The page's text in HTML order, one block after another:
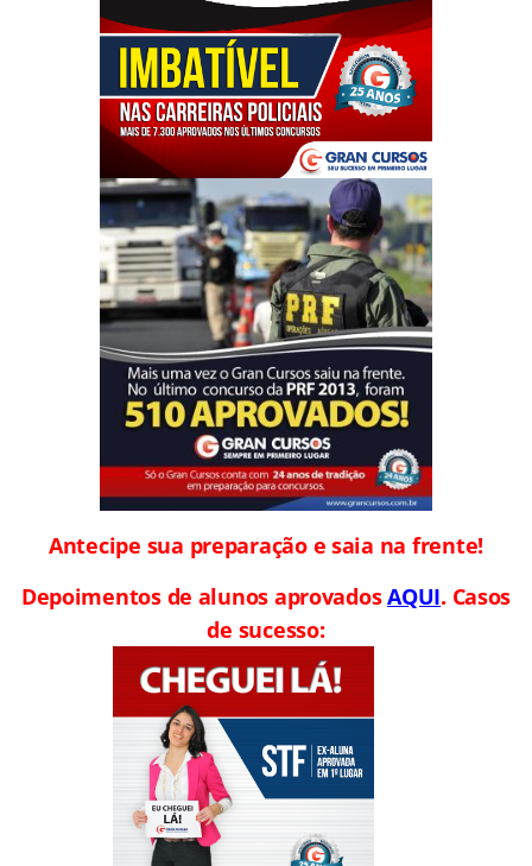
Antecipe sua preparação e saia na frente!
Depoimentos de alunos aprovadosAQUI. Casos
de sucesso: